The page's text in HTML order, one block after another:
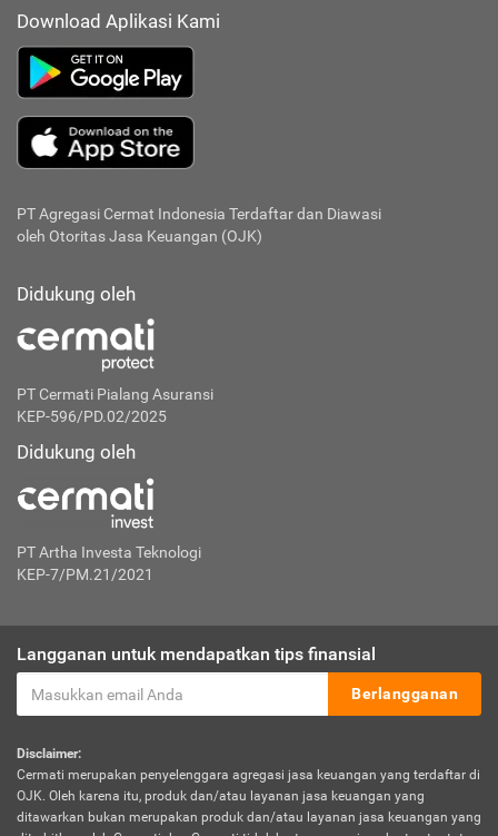
Download Aplikasi Kami
PT Agregasi Cermat Indonesia Terdaftar dan Diawasi
oleh Otoritas Jasa Keuangan (OJK)
Didukung oleh
PT Cermati Pialang Asuransi
KEP-596/PD.02/2025
Didukung oleh
PT Artha Investa Teknologi
KEP-7/PM.21/2021
Langganan untuk mendapatkan tips finansial
Berlangganan
Disclaimer:
Cermati merupakan penyelenggara agregasi jasa keuangan yang terdaftar di
OJK. Oleh karena itu, produk dan/atau layanan jasa keuangan yang
ditawarkan bukan merupakan produk dan/atau layanan jasa keuangan yang